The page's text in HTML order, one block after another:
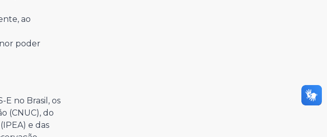
ao
poder
no Brasil, os
(CNUC), do
e das